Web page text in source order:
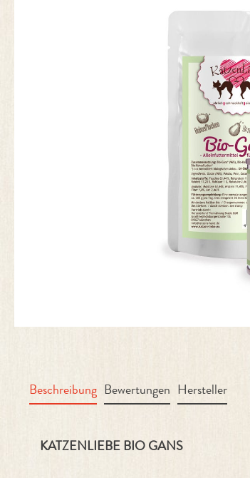
Beschreibung Bewertungen Hersteller
Produktinformationen "Bio
KATZENLIEBE BIO GANS